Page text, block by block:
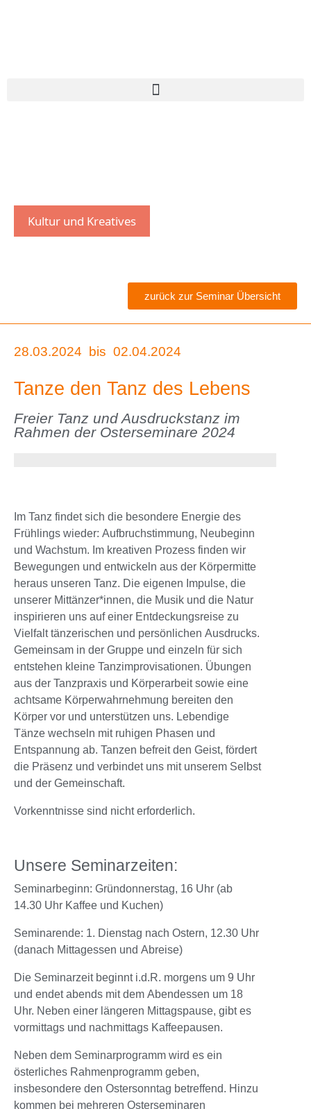
Kultur und Kreatives
zurück zur Seminar Übersicht
28.03.2024 bis 02.04.2024
Tanze den Tanz des Lebens
Freier Tanz und Ausdruckstanz im
Rahmen der Osterseminare 2024
Im Tanz findet sich die besondere Energie des
Frühlings wieder: Aufbruchstimmung, Neubeginn
und Wachstum. Im kreativen Prozess finden wir
Bewegungen und entwickeln aus der Körpermitte
heraus unseren Tanz. Die eigenen Impulse, die
unserer Mittänzer*innen, die Musik und die Natur
inspirieren uns auf einer Entdeckungsreise zu
Vielfalt tänzerischen und persönlichen Ausdrucks.
Gemeinsam in der Gruppe und einzeln für sich
entstehen kleine Tanzimprovisationen. Übungen
aus der Tanzpraxis und Körperarbeit sowie eine
achtsame Körperwahrnehmung bereiten den
Körper vor und unterstützen uns. Lebendige
Tänze wechseln mit ruhigen Phasen und
Entspannung ab. Tanzen befreit den Geist, fördert
die Präsenz und verbindet uns mit unserem Selbst
und der Gemeinschaft.
Vorkenntnisse sind nicht erforderlich.
Unsere Seminarzeiten:
Seminarbeginn: Gründonnerstag, 16 Uhr (ab
14.30 Uhr Kaffee und Kuchen)
Seminarende: 1. Dienstag nach Ostern, 12.30 Uhr
(danach Mittagessen und Abreise)
Die Seminarzeit beginnt i.d.R. morgens um 9 Uhr
und endet abends mit dem Abendessen um 18
Uhr. Neben einer längeren Mittagspause, gibt es
vormittags und nachmittags Kaffeepausen.
Neben dem Seminarprogramm wird es ein
österliches Rahmenprogramm geben,
insbesondere den Ostersonntag betreffend. Hinzu
kommen bei mehreren Osterseminaren